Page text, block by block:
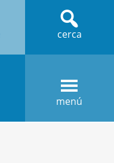
cerca
menú